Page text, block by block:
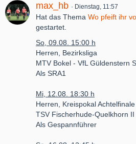
max_hb Dienstag, 11:57
Hat das Thema Wo pfeift ihr
gestartet.
So, 09.08. 15:00 h
Herren, Bezirksliga
MTV Bokel - VfL Güldenstern
Als SRA1
Mi, 12.08. 18:30 h
Herren, Kreispokal Achtelfinale
TSV Fischerhude-Quelkhorn
Als Gespannführer